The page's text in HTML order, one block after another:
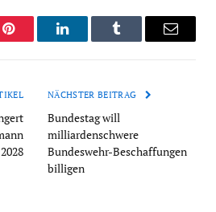
Pinterest LinkedInTumblr Email
NÄCHSTER BEITRAG
Bundestag will
milliardenschwere
Bundeswehr-Beschaffungen
billigen